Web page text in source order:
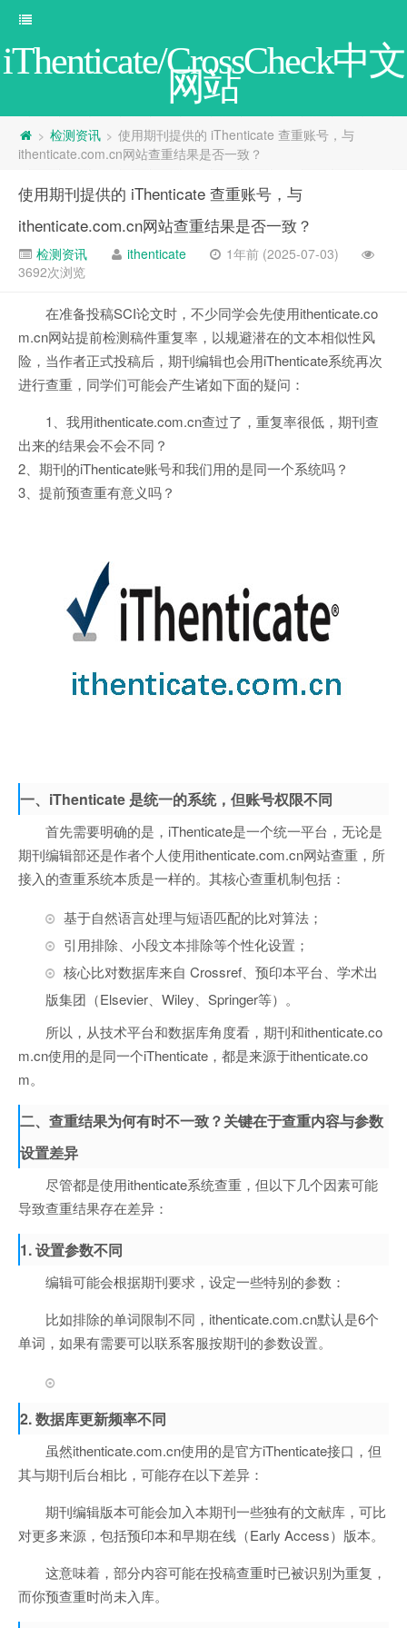
iThenticate/CrossCheck中文
网站
> 检测资讯 > 使用期刊提供的 iThenticate 查重账号，与
ithenticate.com.cn网站查重结果是否一致？
使用期刊提供的 iThenticate 查重账号，与
ithenticate.com.cn网站查重结果是否一致？
检测资讯 ithenticate
1年前 (2025-07-03)
3692次浏览
在准备投稿SCI论文时，不少同学会先使用ithenticate.co
m.cn网站提前检测稿件重复率，以规避潜在的文本相似性风
险，当作者正式投稿后，期刊编辑也会用iThenticate系统再次
进行查重，同学们可能会产生诸如下面的疑问：
1、我用ithenticate.com.cn查过了，重复率很低，期刊查
出来的结果会不会不同？
2、期刊的iThenticate账号和我们用的是同一个系统吗？
3、提前预查重有意义吗？
一、iThenticate 是统一的系统，但账号权限不同
首先需要明确的是，iThenticate是一个统一平台，无论是
期刊编辑部还是作者个人使用ithenticate.com.cn网站查重，所
接入的查重系统本质是一样的。其核心查重机制包括：
基于自然语言处理与短语匹配的比对算法；
引用排除、小段文本排除等个性化设置；
核心比对数据库来自 Crossref、预印本平台、学术出
版集团（Elsevier、Wiley、Springer等）。
所以，从技术平台和数据库角度看，期刊和ithenticate.co
m.cn使用的是同一个iThenticate，都是来源于ithenticate.co
m。
二、查重结果为何有时不一致？关键在于查重内容与参数
设置差异
尽管都是使用ithenticate系统查重，但以下几个因素可能
导致查重结果存在差异：
1.设置参数不同
编辑可能会根据期刊要求，设定一些特别的参数：
比如排除的单词限制不同，ithenticate.com.cn默认是6个
单词，如果有需要可以联系客服按期刊的参数设置。
2.数据库更新频率不同
虽然ithenticate.com.cn使用的是官方iThenticate接口，但
其与期刊后台相比，可能存在以下差异：
期刊编辑版本可能会加入本期刊一些独有的文献库，可比
对更多来源，包括预印本和早期在线（Early Access）版本。
这意味着，部分内容可能在投稿查重时已被识别为重复，
而你预查重时尚未入库。